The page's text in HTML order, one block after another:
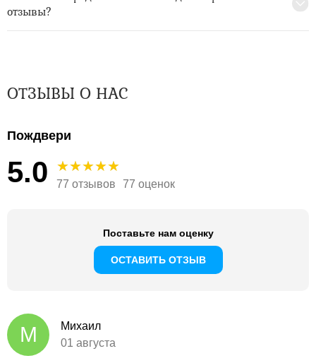
отзывы?
ОТЗЫВЫ О НАС
Пождвери
5.0 77 отзывов 77 оценок
Поставьте нам оценку
ОСТАВИТЬ ОТЗЫВ
М
Михаил
01 августа